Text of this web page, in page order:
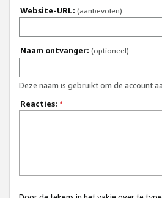
Website-URL: (aanbevolen)
Naam ontvanger: (optioneel)
Deze naam is gebruikt om de account
Reacties: *